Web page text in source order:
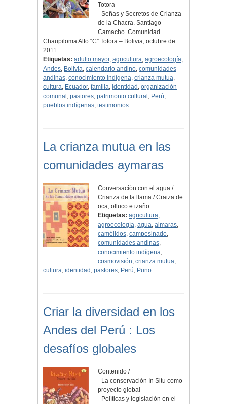
Totora
- Señas y Secretos de Crianza
de la Chacra. Santiago
Camacho. Comunidad
Chaupiloma Alto “C” Totora – Bolivia, octubre de
2011…
Etiquetas: adulto mayor, agricultura, agroecología,
Andes, Bolivia, calendario andino, comunidades
andinas, conocimiento indígena, crianza mutua,
cultura, Ecuador, familia, identidad , organización
comunal , pastores, patrimonio cultural , Perú,
pueblos indígenas, testimonios
La crianza mutua en las
comunidades aymaras
Conversación con el agua /
Crianza de la llama / Craiza de
oca, olluco e izaño
Etiquetas: agricultura,
agroecología,agua,aimaras,
camélidos,campesinado,
comunidades andinas,
conocimiento indígena,
cosmovisión,crianza mutua,
cultura, identidad , pastores, Perú, Puno
Criar la diversidad en los
Andes del Perú : Los
desafíos globales
Contenido /
- La conservación In Situ como
proyecto global
- Políticas y legislación en el